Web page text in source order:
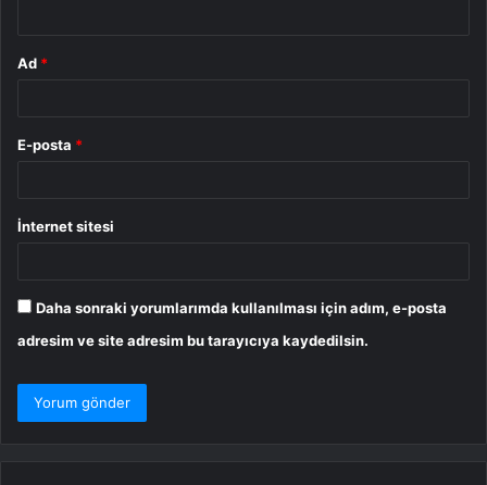
Ad *
E-posta *
İnternet sitesi
Daha sonraki yorumlarımda kullanılması için adım, e-posta
adresim ve site adresim bu tarayıcıya kaydedilsin.